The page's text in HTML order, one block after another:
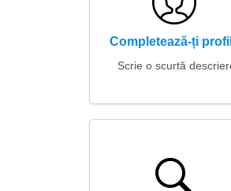
Completează-ți
Scrie o scurtă